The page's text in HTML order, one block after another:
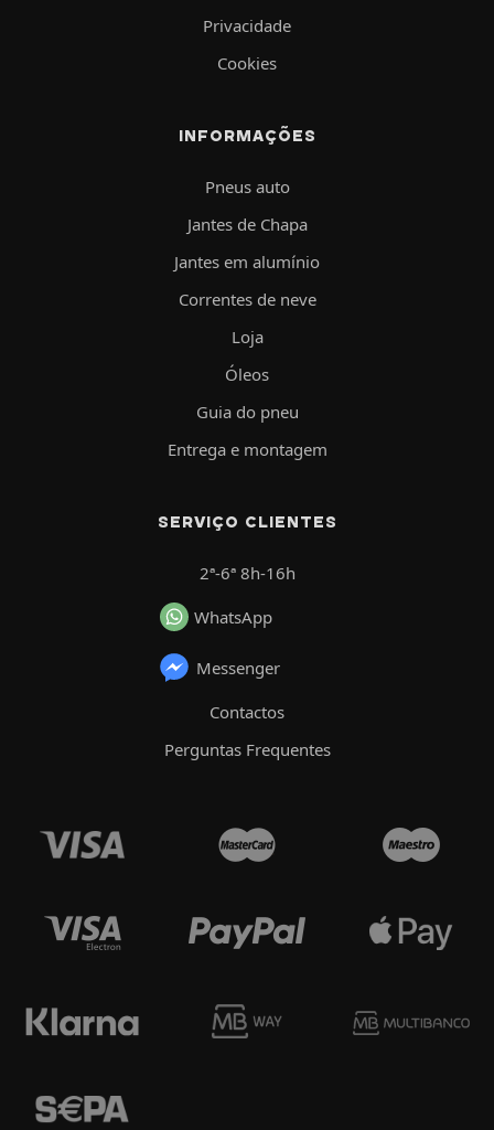
Privacidade
Cookies
INFORMAÇÕES
Pneus auto
Jantes de Chapa
Jantes em alumínio
Correntes de neve
Loja
Óleos
Guia do pneu
Entrega e montagem
SERVIÇO CLIENTES
2ª-6ª 8h-16h
WhatsApp
Messenger
Contactos
Perguntas Frequentes